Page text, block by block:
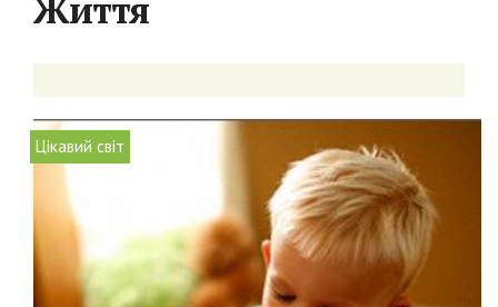
Життя
Цікавий світ